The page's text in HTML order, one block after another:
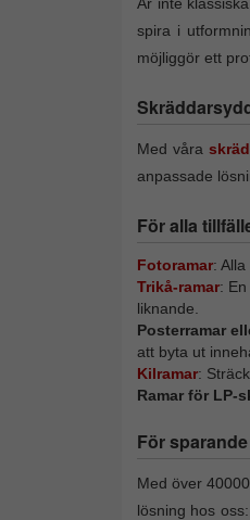
spira i
möjliggör ett
Med våra
anpassade
För alla
Fotoramar:
Trikå-ramar:
liknande.
Posterramar
att byta ut
Kilramar:
Ramar för LP-
För
Med över
lösning hos